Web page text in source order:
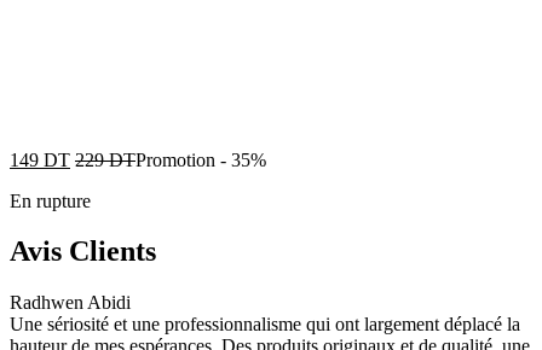
149 DT 229DTPromotion - 35%
En rupture
Avis Clients
Radhwen Abidi
Une sériosité et une professionnalisme qui ont largement déplacé la